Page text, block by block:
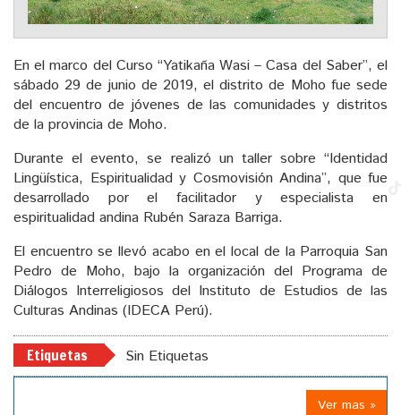
En el marco del Curso “Yatikaña Wasi – Casa del Saber”, el
sábado 29 de junio de 2019, el distrito de Moho fue sede
del encuentro de jóvenes de las comunidades y distritos
de la provincia de Moho.
Durante el evento, se realizó un taller sobre “Identidad
Lingüística, Espiritualidad y Cosmovisión Andina”, que fue
desarrollado por el facilitador y especialista en
espiritualidad andina Rubén Saraza Barriga.
El encuentro se llevó acabo en el local de la Parroquia San
Pedro de Moho, bajo la organización del Programa de
Diálogos Interreligiosos del Instituto de Estudios de las
Culturas Andinas (IDECA Perú).
Etiquetas Sin Etiquetas
Ver mas »